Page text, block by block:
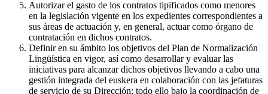
Autorizar el gasto de los contratos tipificados como menores
en la legislación vigente en los expedientes correspondientes a
sus áreas de actuación y, en general, actuar como órgano de
contratación en dichos contratos.
Definir en su ámbito los objetivos del Plan de Normalización
Lingüística en vigor, así como desarrollar y evaluar las
iniciativas para alcanzar dichos objetivos llevando a cabo una
gestión integrada del euskera en colaboración con las jefaturas
de servicio de su Dirección; todo ello bajo la coordinación de